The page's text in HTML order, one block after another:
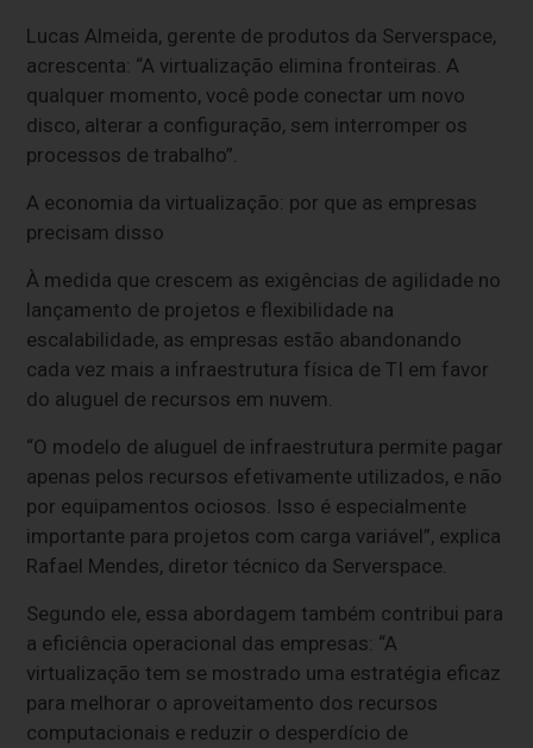
Lucas Almeida, gerente de produtos da Serverspace,
acrescenta: “A virtualização elimina fronteiras. A
qualquer momento, você pode conectar um novo
disco, alterar a configuração, sem interromper os
processos de trabalho”.
A economia da virtualização: por que as empresas
precisam disso
À medida que crescem as exigências de agilidade no
lançamento de projetos e flexibilidade na
escalabilidade, as empresas estão abandonando
cada vez mais a infraestrutura física de TI em favor
do aluguel de recursos em nuvem.
“O modelo de aluguel de infraestrutura permite pagar
apenas pelos recursos efetivamente utilizados, e não
por equipamentos ociosos. Isso é especialmente
importante para projetos com carga variável”, explica
Rafael Mendes, diretor técnico da Serverspace.
Segundo ele, essa abordagem também contribui para
a eficiência operacional das empresas: “A
virtualização tem se mostrado uma estratégia eficaz
para melhorar o aproveitamento dos recursos
computacionais e reduzir o desperdício de